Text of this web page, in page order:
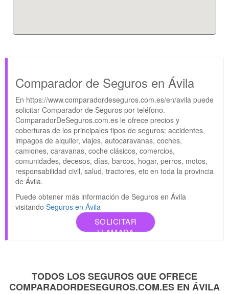
Comparador de Seguros en Ávila
En https://www.comparadordeseguros.com.es/en/avila puede
solicitar Comparador de Seguros por teléfono.
ComparadorDeSeguros.com.es le ofrece precios y
coberturas de los principales tipos de seguros: accidentes,
impagos de alquiler, viajes, autocaravanas, coches,
camiones, caravanas, coche clásicos, comercios,
comunidades, decesos, días, barcos, hogar, perros, motos,
responsabilidad civil, salud, tractores, etc en toda la provincia
de Ávila.
Puede obtener más información de Seguros en Ávila
visitando Seguros en Ávila
SOLICITAR
LLAMADA
TODOS LOS SEGUROS QUE OFRECE
COMPARADORDESEGUROS.COM.ES EN ÁVILA